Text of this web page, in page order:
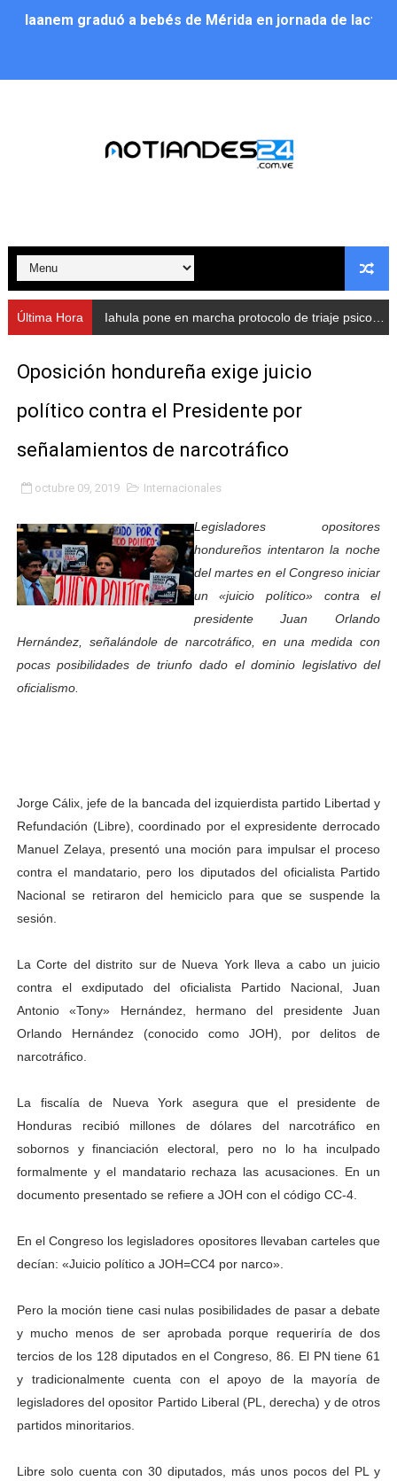
Iaanem graduó a bebés de Mérida en jornada de
Alcalde Nelson Álvarez llevó jornada recreativa a la
Nevado Gas optimiza servicio residencial en la
Balance semestral impulsa inclusión y atención a
Plan Vacacional Comunitario “Ríe 2026” recorre las
Alcaldía del Municipio Libertador realizó una jornada
Fundacite Mérida dicta taller gratuito de electrónica
INN-Mérida celebró el Lacto grado para promover el
Impulsan plan estratégico de seguridad ciudadana
Mérida impulsa desarrollo económico con taller de
Fomficc consolida alianzas e impulsa la economía
Niños de Estudiantes de Mérida sembraron 110
Corposalud y Secretaría Social fortalecen la atención
Inicia el plan vacacional Venezuela Renace en el
Dictan MasterClass en el marco del Encuentro LAGO
Campo Elías avanza con plan de asfaltado
Encuentro estadal fortalece la coordinación de
Plan Quirúrgico Regional llega a Pueblo Llano con la
Última Hora Iahula pone en marcha protocolo de triaje psicosocial para atender a rescatistas
Oposición hondureña exige juicio
político contra el Presidente por
señalamientos de narcotráfico
octubre 09, 2019 Internacionales
Legisladores opositores
hondureños intentaron la noche
del martes en el Congreso iniciar
un «juicio político» contra el
presidente Juan Orlando
Hernández, señalándole de narcotráfico, en una medida con
pocas posibilidades de triunfo dado el dominio legislativo del
oficialismo.
Jorge Cálix, jefe de la bancada del izquierdista partido Libertad y
Refundación (Libre), coordinado por el expresidente derrocado
Manuel Zelaya, presentó una moción para impulsar el proceso
contra el mandatario, pero los diputados del oficialista Partido
Nacional se retiraron del hemiciclo para que se suspende la
sesión.
La Corte del distrito sur de Nueva York lleva a cabo un juicio
contra el exdiputado del oficialista Partido Nacional, Juan
Antonio «Tony» Hernández, hermano del presidente Juan
Orlando Hernández (conocido como JOH), por delitos de
narcotráfico.
La fiscalía de Nueva York asegura que el presidente de
Honduras recibió millones de dólares del narcotráfico en
sobornos y financiación electoral, pero no lo ha inculpado
formalmente y el mandatario rechaza las acusaciones. En un
documento presentado se refiere a JOH con el código CC-4.
En el Congreso los legisladores opositores llevaban carteles que
decían: «Juicio político a JOH=CC4 por narco».
Pero la moción tiene casi nulas posibilidades de pasar a debate
y mucho menos de ser aprobada porque requeriría de dos
tercios de los 128 diputados en el Congreso, 86. El PN tiene 61
y tradicionalmente cuenta con el apoyo de la mayoría de
legisladores del opositor Partido Liberal (PL, derecha) y de otros
partidos minoritarios.
Libre solo cuenta con 30 diputados, más unos pocos del PL y